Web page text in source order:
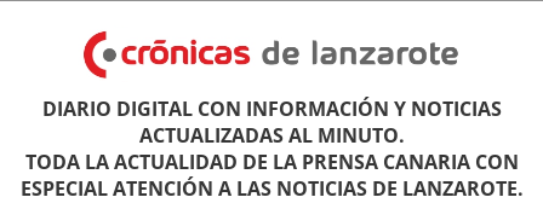
DIARIO DIGITAL CON INFORMACIÓN Y NOTICIAS
ACTUALIZADAS AL MINUTO.
TODA LA ACTUALIDAD DE LA PRENSA CANARIA CON
ESPECIAL ATENCIÓN A LAS NOTICIAS DE LANZAROTE.